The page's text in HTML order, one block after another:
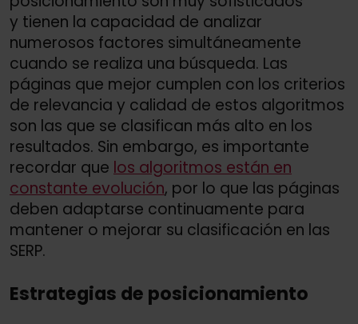
y tienen la capacidad de analizar
numerosos factores simultáneamente
cuando se realiza una búsqueda. Las
páginas que mejor cumplen con los criterios
de relevancia y calidad de estos algoritmos
son las que se clasifican más alto en los
resultados. Sin embargo, es importante
recordar que los algoritmos están en
constante evolución, por lo que las páginas
deben adaptarse continuamente para
mantener o mejorar su clasificación en las
SERP.
Estrategias de posicionamiento